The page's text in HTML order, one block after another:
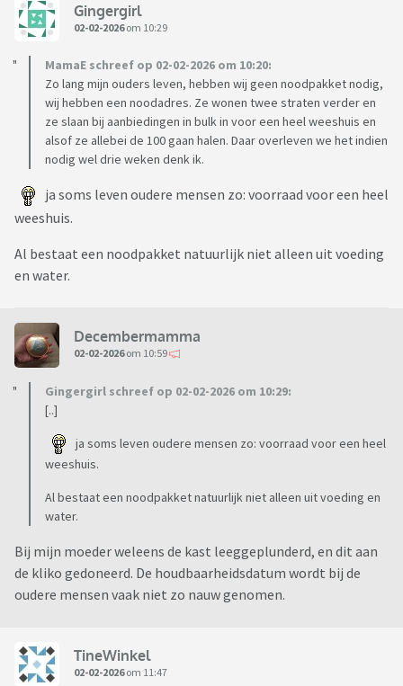
Gingergirl
02-02-2026om 10:29
MamaE schreef op 02-02-2026 om 10:20:
Zo lang mijn ouders leven, hebben wij geen noodpakket nodig,
wij hebben een noodadres. Ze wonen twee straten verder en
ze slaan bij aanbiedingen in bulk in voor een heel weeshuis en
alsof ze allebei de 100 gaan halen. Daar overleven we het indien
nodig wel drie weken denk ik.
ja soms leven oudere mensen zo: voorraad voor een heel
weeshuis.
Al bestaat een noodpakket natuurlijk niet alleen uit voeding
en water.
Decembermamma
02-02-2026om 10:59
Gingergirl schreef op 02-02-2026 om 10:29:
[..]
ja soms leven oudere mensen zo: voorraad voor een heel
weeshuis.
Al bestaat een noodpakket natuurlijk niet alleen uit voeding en
water.
Bij mijn moeder weleens de kast leeggeplunderd, en dit aan
de kliko gedoneerd. De houdbaarheidsdatum wordt bij de
oudere mensen vaak niet zo nauw genomen.
TineWinkel
02-02-2026om 11:47